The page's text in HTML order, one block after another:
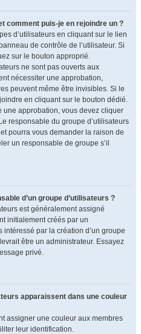
comment puis-je en rejoindre un ?
d’utilisateurs en cliquant sur le lien
de contrôle de l’utilisateur. Si
sur le bouton approprié.
ne sont pas ouverts aux
nécessiter une approbation,
peuvent même être invisibles. Si le
en cliquant sur le bouton dédié.
une approbation, vous devez cliquer
responsable du groupe d’utilisateurs
pourra vous demander la raison de
un responsable de groupe s’il
d’un groupe d’utilisateurs ?
est généralement assigné
initialement créés par un
par la création d’un groupe
être un administrateur. Essayez
privé.
apparaissent dans une couleur
assigner une couleur aux membres
leur identification.